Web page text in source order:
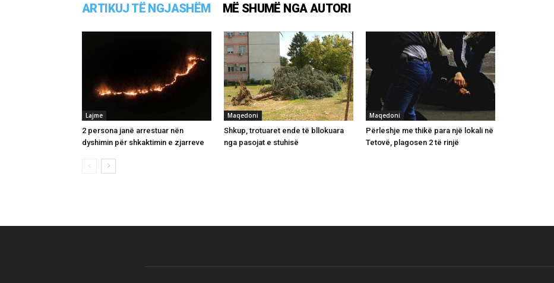
ARTIKUJ TË NGJASHËM MË SHUMË NGA AUTORI
Lajme
2 persona janë arrestuar nën
dyshimin për shkaktimin e zjarreve
Maqedoni
Shkup, trotuaret ende të bllokuara
nga pasojat e stuhisë
Maqedoni
Përleshje me thikë para një lokali në
Tetovë, plagosen 2 të rinjë